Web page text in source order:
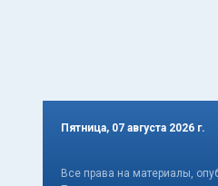
Пятница, 07 августа 2026 г.
Все права на материалы,